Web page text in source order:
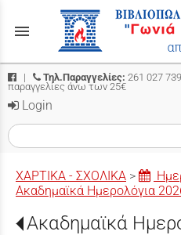
menu
| Τηλ.Παραγγελίες: 261 027
παραγγελίες άνω των 25€
Login
ΧΑΡΤΙΚΑ - ΣΧΟΛΙΚΑ >
Ακαδημαϊκά Ημερολόγια
Ακαδημαϊκά